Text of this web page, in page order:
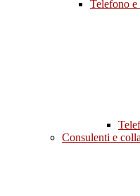
Telefono e
Consulenti e